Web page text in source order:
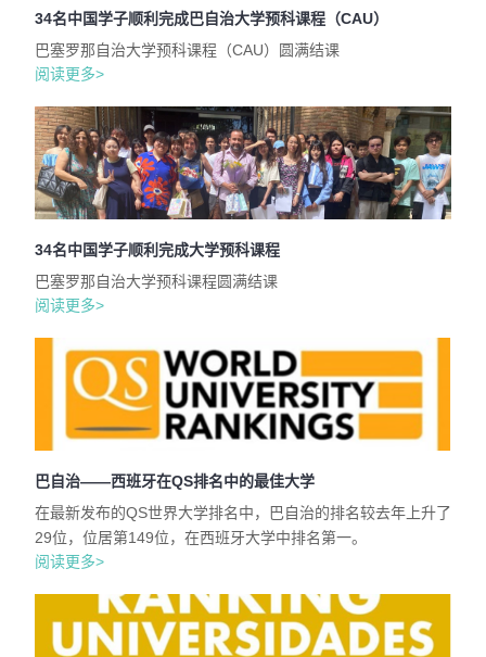
34名中国学子顺利完成巴自治大学预科课程（CAU）
巴塞罗那自治大学预科课程（CAU）圆满结课
阅读更多>
34名中国学子顺利完成大学预科课程
巴塞罗那自治大学预科课程圆满结课
阅读更多>
巴自治——西班牙在QS排名中的最佳大学
在最新发布的QS世界大学排名中，巴自治的排名较去年上升了
29位，位居第149位，在西班牙大学中排名第一。
阅读更多>